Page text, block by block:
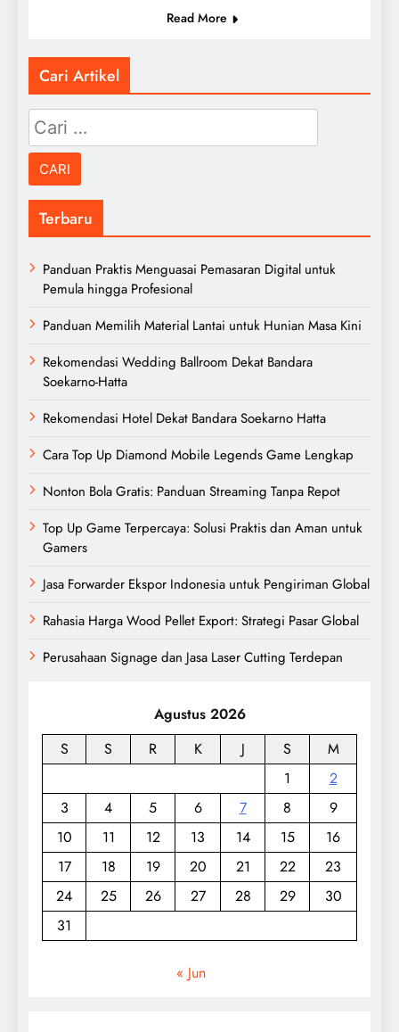
Read More
Cari Artikel
Cari
untuk:
Terbaru
Panduan Praktis Menguasai Pemasaran Digital untuk
Pemula hingga Profesional
Panduan Memilih Material Lantai untuk Hunian Masa Kini
Rekomendasi Wedding Ballroom Dekat Bandara
Soekarno-Hatta
Rekomendasi Hotel Dekat Bandara Soekarno Hatta
Cara Top Up Diamond Mobile Legends Game Lengkap
Nonton Bola Gratis: Panduan Streaming Tanpa Repot
Top Up Game Terpercaya: Solusi Praktis dan Aman untuk
Gamers
Jasa Forwarder Ekspor Indonesia untuk Pengiriman Global
Rahasia Harga Wood Pellet Export: Strategi Pasar Global
Perusahaan Signage dan Jasa Laser Cutting Terdepan
Agustus 2026
S
S R K J S
M
1
2
3
4 5 6 7 8
9
10
11 12 13 14 15
16
17
18 19 20 21 22
23
24
25 26 27 28 29
30
31
« Jun